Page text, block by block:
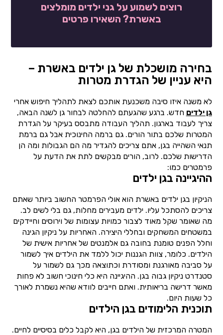
רוצים לשמוע על גני ילדים מומלצים
באשרת? השאירו פרטים
בחירה מושכלת של גן ילדים באשרת –
היא עניין של הגדרת מטרות
לא משנה איזו סיבה משכנעת אותכם לצאת לתהליך חיפוש אחרי
גן ילדים חדש. ברגע שהגעתם להחלטה לבחור גן לשנה הבאה,
צריך לעבוד בארגון. תהליך העבודה מתבסס בעיקר על הגדרת
המטרות שלכם בתור הורים. גם ברמה החינוכית אבל גם ברמת
תנאי השהייה בגן, אתם צריכים להגדיר מה הם הגבולות ומה הן
הדרישות שלכם. לרוב, הורים מבקשים לתת את הדעת על
פרמטרים כמו:
ההיגיינה בגן ילדים
הניקיון בגן ילדים באשרת הוא אולי הפרמטר החשוב ביותר שאתם
צריכים להסתכל עליו. ילדים מעבירים מחלות, גם בלי לשים לב.
מה שאומר שקל מאוד לצבור כמויות עצומות של וירוסים וחיידקים
במשטחים המשחקים ובחללי היצירה. האחריות על ניקיון הגינה
וחלל הפנים טומנת בחובה גם אלמנטים של אחריות אישית של
הילדים. כלומר, צוות הגננות יכול ללמד את הילדים איך לשמור
על סביבה מאורגנת ומסודרת וכתוצאה מכך גם לשמור על
סטנדרט ניקיון גבוה בגן. ההיגיינה היא כלי חינוכי חשוב לא פחות
מאשר דרישה בריאותית. ואתם חייבים לוודא שהיא נשמרת לאורך
כל שעות היום.
תוכנית הלימודים בגן הילדים
המטרה המרכזית של הילדים בגן, היא לקבל כלים בסיסיים לחיים.